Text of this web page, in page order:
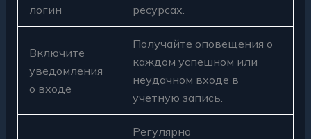
логин
ресурсах.
Включите
уведомления
о входе
Получайте оповещения о
каждом успешном или
неудачном входе в
учетную запись.
Регулярно